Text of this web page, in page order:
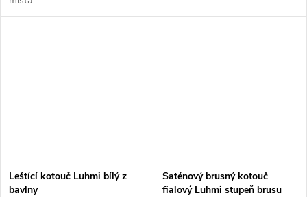
Leštící kotouč Luhmi bílý z
bavlny
Saténový brusný kotouč
fialový Luhmi stupeň brusu